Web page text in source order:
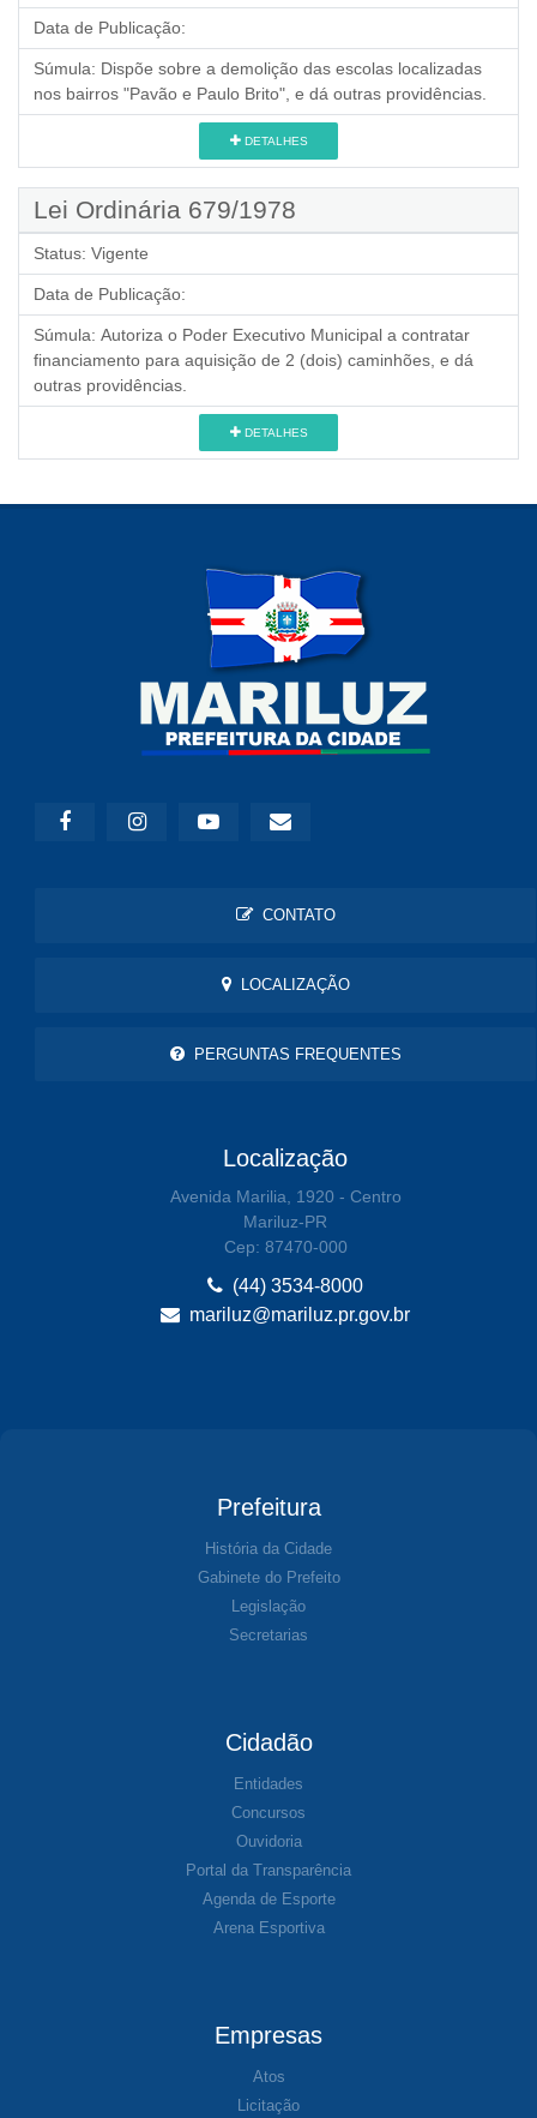
Data de Publicação:
Súmula: Dispõe sobre a demolição das escolas localizadas
nos bairros "Pavão e Paulo Brito", e dá outras providências.
DETALHES
Lei Ordinária 679/1978
Status: Vigente
Data de Publicação:
Súmula: Autoriza o Poder Executivo Municipal a contratar
financiamento para aquisição de 2 (dois) caminhões, e dá
outras providências.
DETALHES
CONTATO
LOCALIZAÇÃO
PERGUNTAS FREQUENTES
Localização
Avenida Marilia, 1920 - Centro
Mariluz-PR
Cep: 87470-000
(44) 3534-8000
mariluz@mariluz.pr.gov.br
Prefeitura
História da Cidade
Gabinete do Prefeito
Legislação
Secretarias
Cidadão
Entidades
Concursos
Ouvidoria
Portal da Transparência
Agenda de Esporte
Arena Esportiva
Empresas
Atos
Licitação